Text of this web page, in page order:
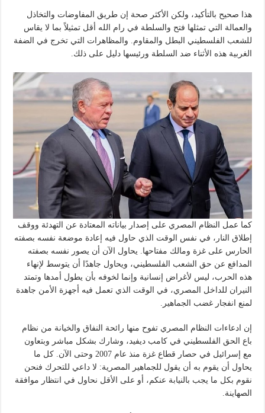
هذا صحيح بالتأكيد، ولكن الأكثر صحة إن طريق المفاوضات والتخاذل
والعمالة التي تمثلها فتح والسلطة في رام الله أقل تمثيلاً بما لا يقاس
للشعب الفلسطيني البطل والمقاوم. والمظاهرات التي تخرج في الضفة
الغربية هذه الأثناء ضد السلطة ورئيسها دليل على ذلك.
كما عمل النظام المصري على إصدار بياناته المعتادة عن التهدئة ووقف
إطلاق النار، في نفس الوقت الذي حاول فيه إعادة موضعة نفسه بصفته
الحارس على غزة ومالك مفتاحها. يحاول الآن أن يصور نفسه بصفته
المدافع عن حق الشعب الفلسطيني، ويحاول جاهدًا أن يتوسط لإنهاء
هذه الحرب، ليس لأغراض إنسانية وإنما لخوفه بأن يطول أمدها وتمتد
النيران للداخل المصري، في الوقت الذي تعمل فيه أجهزة الأمن جاهدة
لمنع انفجار غضب الجماهير.
إن ادعاءات النظام المصري تفوح منها رائحة النفاق والخيانة من نظام
باع الحق الفلسطيني في كامب ديفيد، وشارك بشكل مباشر وبتعاون
مع إسرائيل في حصار قطاع غزة منذ عام 2007 وحتى الآن. كل ما
يحاول أن يقوم به أن يقول للجماهير المصرية: لا داعي للتحرك فنحن
نقوم بكل ما يجب بالنيابة عنكم، أو على الأقل نحاول في انتظار موافقة
الصهاينة.